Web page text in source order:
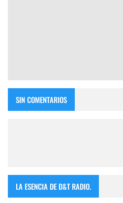
SIN COMENTARIOS
LA ESENCIA DE D&T RADIO.